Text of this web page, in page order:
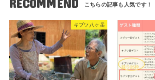
RECOMMEND
キブツ八ヶ岳